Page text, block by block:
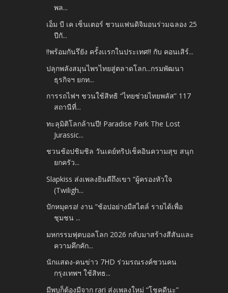
พล...
เอ็ม บี เค เซ็นเตอร์ ชวนแฟนดิจิมอนร่วมฉลอง 25
ปีกั...
‼️พร้อมกันรึยัง ครั้งเเรกในประเทศ‼️ กับ คอนเสิร์...
ปลุกพลังสมุนไพรไทยสู่ตลาดโลก...กรมพัฒนา
ธุรกิจฯ ยกท...
การรถไฟฯ ชวนใช้สิทธิ “ไทยช่วยไทยพลัส” 117
สถานีที่...
ทะลุมิติโลกล้านปี! Paradise Park The Lost
Jurassic...
ชวนช้อปชิมชิล วันเดย์ทริปเช็คอินความสุข สนุก
ยกครัว...
Slapkiss ส่งเพลงยินดีถึงเขา “ผู้ครองหัวใจ
(Twiligh...
ปักหมุดรอ! งาน “ช้อปอย่างมีสไตล์ รายได้เพื่อ
ชุมชน ...
มหกรรมฟุตบอลโลก 2026 กลับมาสร้างสีสันและ
ความคึกคัก...
นักแสดง-คนข่าว 7HD ร่วมรณรงค์ชวนคน
กรุงเทพฯ ใช้สิทธ...
มีพบก็ต้องมีจาก rari ส่งเพลงใหม่ “โชคดีนะ”